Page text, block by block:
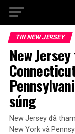
TIN NEW JERSEY
New
súng
New Jersey đã
New York và